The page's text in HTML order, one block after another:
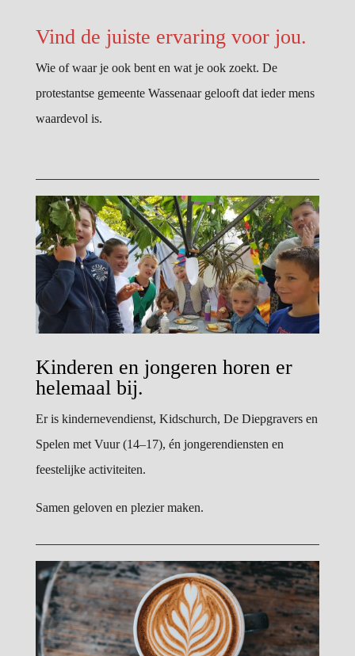
Vind de juiste ervaring voor jou.
Wie of waar je ook bent en wat je ook zoekt. De
protestantse gemeente Wassenaar gelooft dat ieder mens
waardevol is.
Kinderen en jongeren horen er
helemaal bij.
Er is kindernevendienst, Kidschurch, De Diepgravers en
Spelen met Vuur (14–17), én jongerendiensten en
feestelijke activiteiten.
Samen geloven en plezier maken.